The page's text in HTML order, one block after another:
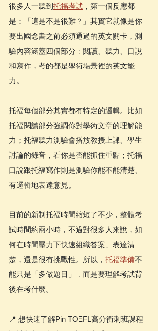
很多人一聽到 托福考試 ，第一個反應都
是：「這是不是很難？」其實它就像是你
要出國念書之前必須通過的英文關卡，測
驗內容涵蓋四個部分：閱讀、聽力、口說
和寫作，考的都是學術場景裡的英文能
力。
托福每個部分其實都有特定的邏輯。比如
托福閱讀部分強調你對學術文章的理解能
力；托福聽力測驗會播放教授上課、學生
討論的錄音，看你是否能抓住重點；托福
口說跟托福寫作則是測驗你能不能清楚、
有邏輯地表達意見。
目前的新制托福時間縮短了不少，整體考
試時間約兩小時，不過對很多人來說，如
何在時間壓力下快速組織答案、表達清
楚，還是很有挑戰性。所以， 托福準備不
能只是「多做題目」，而是要理解考試背
後在考什麼。
📍 想快速了解Pin TOEFL高分衝刺班課程